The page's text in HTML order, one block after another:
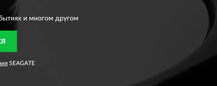
и многом другом
SEAGATE